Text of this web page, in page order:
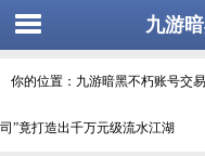
九游
你的位置： 九游暗黑不朽账号交易
司”竟打造出千万元级流水江湖